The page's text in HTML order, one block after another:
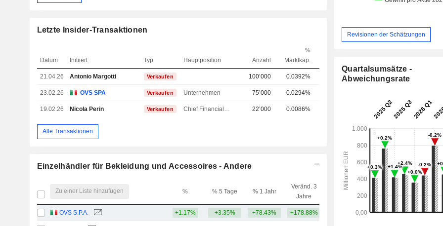
Letzte Insider-Transaktionen
Datum Initiiert Typ Hauptposition Anzahl
%
Marktkap.
21.04.26 Antonio Margotti Verkaufen 100’000 0.0392%
23.02.26 OVS SPA Verkaufen Unternehmen 75’000 0.0294%
19.02.26 Nicola Perin Verkaufen 22’000 0.0086%
Alle Transaktionen
Einzelhändler für Bekleidung und Accessoires - Andere
Zu einer Liste hinzufügen % % 5 Tage % 1 Jahr
Veränd. 3
Jahre
Kap.($)
OVS S.P.A. +1.17% +3.35% +78.43% +178.88% 1.79 Mrd.
Revisionen der Schätzungen
Quartalsumsätze -
Abweichungsrate